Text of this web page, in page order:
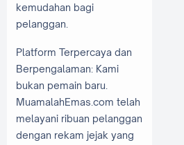
kemudahan bagi
pelanggan.
Platform Terpercaya dan
Berpengalaman: Kami
bukan pemain baru.
MuamalahEmas.com telah
melayani ribuan pelanggan
dengan rekam jejak yang